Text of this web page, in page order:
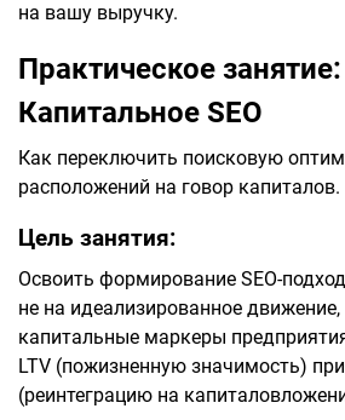
на вашу выручку.
Практическое занятие:
Капитальное SEO
Как переключить поисковую
расположений на говор капиталов.
Цель занятия:
Освоить формирование SEO-
не на идеализированное
капитальные маркеры
LTV (пожизненную значимость)
(реинтеграцию на